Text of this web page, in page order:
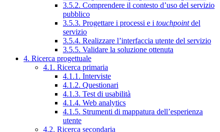
3.5.2. Comprendere il contesto d’uso del servizio
pubblico
3.5.3. Progettare i processi e i touchpointdel
servizio
3.5.4. Realizzare l’interfaccia utente del servizio
3.5.5. Validare la soluzione ottenuta
4. Ricerca progettuale
4.1. Ricerca primaria
4.1.1. Interviste
4.1.2. Questionari
4.1.3. Test di usabilità
4.1.4. Web analytics
4.1.5. Strumenti di mappatura dell’esperienza
utente
4.2. Ricerca secondaria